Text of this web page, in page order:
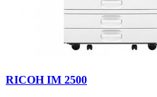
RICOH IM 2500